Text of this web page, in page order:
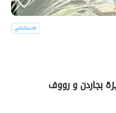
بجاردن و رووف